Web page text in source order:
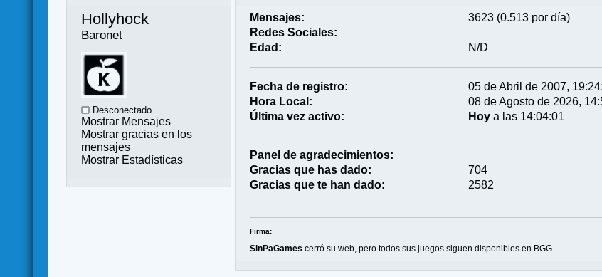
Hollyhock
Baronet
Desconectado
Mostrar Mensajes
Mostrar gracias en los
mensajes
Mostrar Estadísticas
Mensajes:
3623 (0.513 por día)
Redes Sociales:
Edad:
N/D
Fecha de registro:
05 de Abril de 2007,
Hora Local:
08 de Agosto de 2026,
Última vez activo:
Hoy a las 14:04:01
Panel de agradecimientos:
Gracias que has dado:
704
Gracias que te han dado:
2582
Firma:
SinPaGames cerró su web, pero todos sus juegos siguen disponibles en BGG.